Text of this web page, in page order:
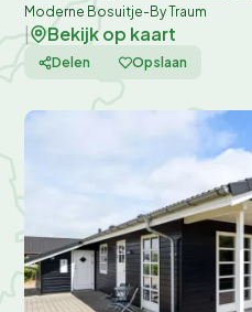
Moderne Bosuitje-By Traum
Bekijk op kaart
Delen Opslaan